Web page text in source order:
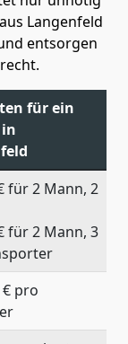
Langenfeld
entsorgen
für ein
für 2 Mann, 2
für 2 Mann, 3
€ pro